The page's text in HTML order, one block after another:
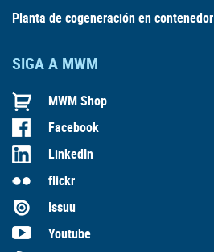
Planta de cogeneración en contenedor
SIGA A MWM
MWM Shop
Facebook
LinkedIn
flickr
Issuu
Youtube